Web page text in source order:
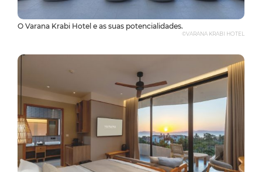
O Varana Krabi Hotel e as suas potencialidades.
©VARANA KRABI HOTEL